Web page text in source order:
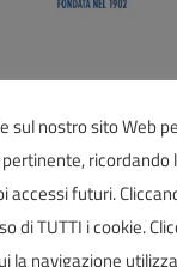
Judo Lotta Karate
(FIJLKAM)
sul nostro sito Web
accessi futuri.
di TUTTI i cookie.
la navigazione